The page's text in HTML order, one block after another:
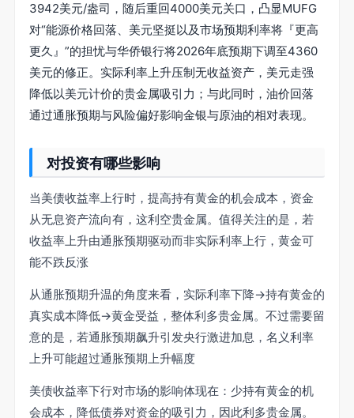
3942美元/盎司，随后重回4000美元关口，凸显MUFG
对“能源价格回落、美元坚挺以及市场预期利率将『更高
更久』”的担忧与华侨银行将2026年底预期下调至4360
美元的修正。实际利率上升压制无收益资产，美元走强
降低以美元计价的贵金属吸引力；与此同时，油价回落
通过通胀预期与风险偏好影响金银与原油的相对表现。
对投资有哪些影响
当美债收益率上行时，提高持有黄金的机会成本，资金
从无息资产流向有，这利空贵金属。值得关注的是，若
收益率上升由通胀预期驱动而非实际利率上行，黄金可
能不跌反涨
从通胀预期升温的角度来看，实际利率下降→持有黄金的
真实成本降低→黄金受益，整体利多贵金属。不过需要留
意的是，若通胀预期飙升引发央行激进加息，名义利率
上升可能超过通胀预期上升幅度
美债收益率下行对市场的影响体现在：少持有黄金的机
会成本，降低债券对资金的吸引力，因此利多贵金属。